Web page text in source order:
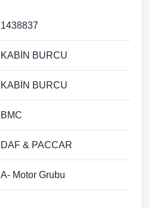
1438837
KABİN BURCU
KABİN BURCU
BMC
DAF & PACCAR
A- Motor Grubu